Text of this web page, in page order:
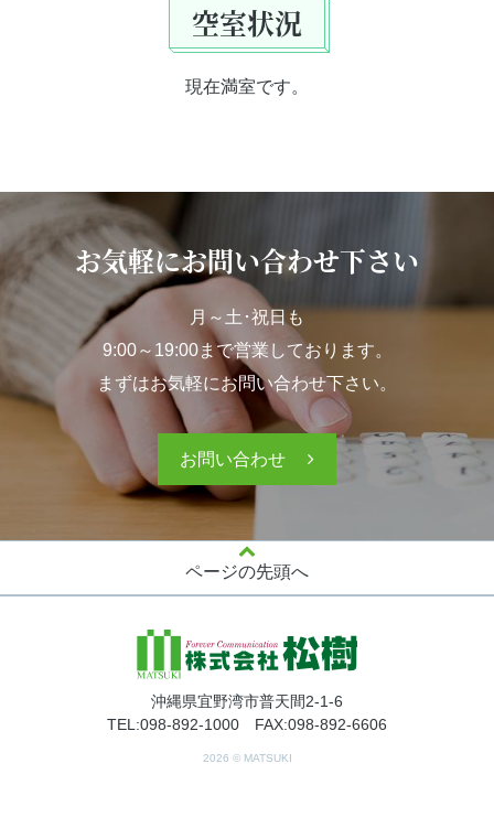
空室状況
現在満室です。
お気軽にお問い合わせ下さい
月～土･祝日も
9:00～19:00まで営業しております。
まずはお気軽にお問い合わせ下さい。
お問い合わせ
ページの先頭へ
沖縄県宜野湾市普天間2-1-6
TEL:098-892-1000 FAX:098-892-6606
2026 © MATSUKI